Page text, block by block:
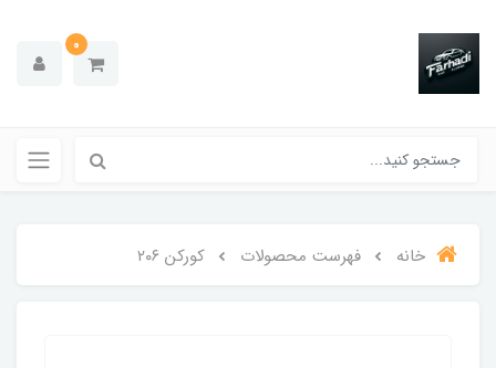
0
خانه فهرست محصولات کورکن ۲۰۶